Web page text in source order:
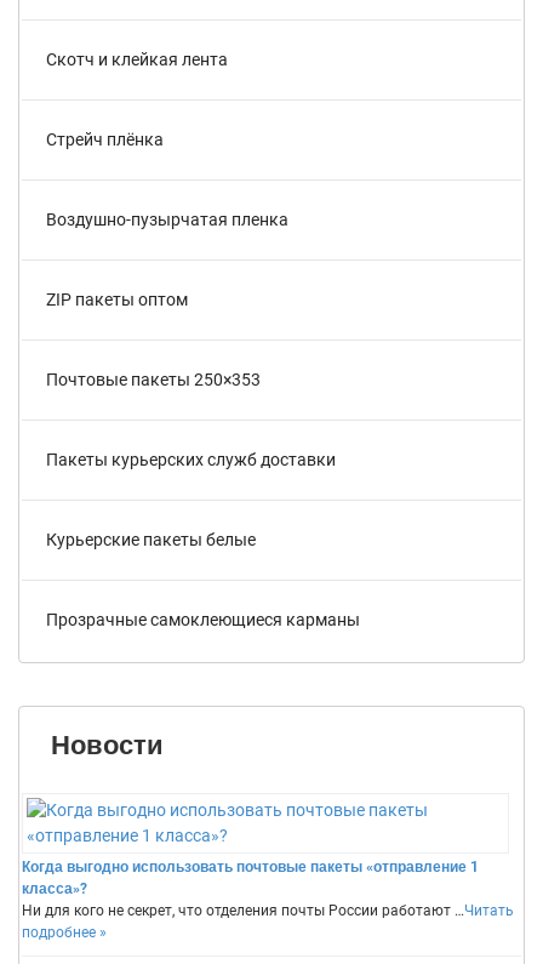
Скотч и клейкая лента
Стрейч плёнка
Воздушно-пузырчатая пленка
ZIP пакеты оптом
Почтовые пакеты 250×353
Пакеты курьерских служб доставки
Курьерские пакеты белые
Прозрачные самоклеющиеся карманы
Новости
Когда выгодно использовать почтовые пакеты «отправление 1
класса»?
Ни для кого не секрет, что отделения почты России работают …Читать
подробнее »